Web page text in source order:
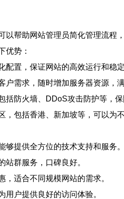
帮助网站管理员简化管理流程
优势：
置，保证网站的高效运行和稳定
需求，随时增加服务器资源，
防火墙、DDoS攻击防护等，保
包括香港、新加坡等，可以为
提供全方位的技术支持和服务。
群服务，口碑良好。
适合不同规模网站的需求。
户提供良好的访问体验。